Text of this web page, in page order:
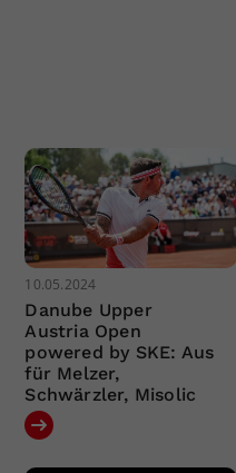
10.05.2024
Danube Upper
Austria Open
powered by SKE: Aus
für Melzer,
Schwärzler, Misolic